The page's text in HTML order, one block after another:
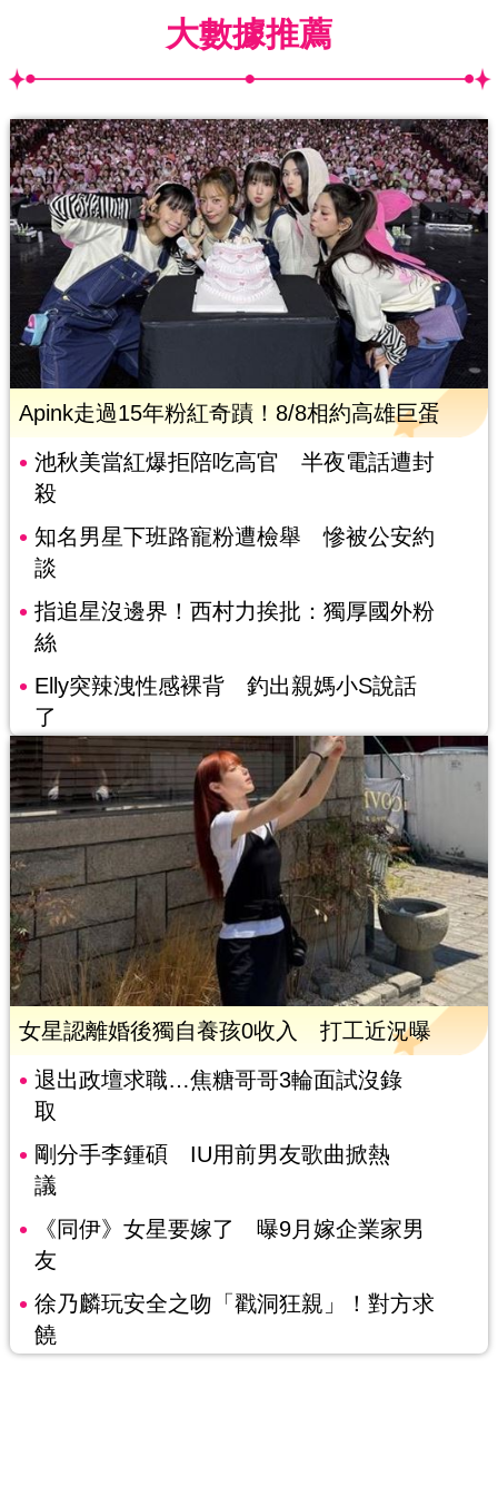
大數據推薦
Apink走過15年粉紅奇蹟！8/8相約高雄巨蛋
池秋美當紅爆拒陪吃高官 半夜電話遭封
殺
知名男星下班路寵粉遭檢舉 慘被公安約
談
指追星沒邊界！西村力挨批：獨厚國外粉
絲
Elly突辣洩性感裸背 釣出親媽小S說話
了
女星認離婚後獨自養孩0收入 打工近況曝
退出政壇求職…焦糖哥哥3輪面試沒錄
取
剛分手李鍾碩 IU用前男友歌曲掀熱
議
《同伊》女星要嫁了 曝9月嫁企業家男
友
徐乃麟玩安全之吻「戳洞狂親」！對方求
饒